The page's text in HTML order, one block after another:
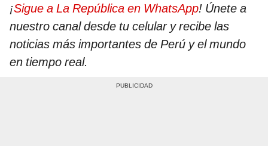
¡Sigue a La República en WhatsApp! Únete a
nuestro canal desde tu celular y recibe las
noticias más importantes de Perú y el mundo
en tiempo real.